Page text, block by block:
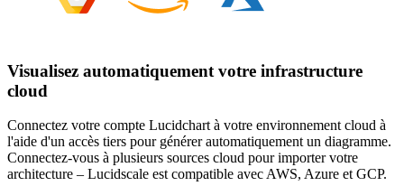
Visualisez automatiquement votre infrastructure
cloud
Connectez votre compte Lucidchart à votre environnement cloud à
l'aide d'un accès tiers pour générer automatiquement un diagramme.
Connectez-vous à plusieurs sources cloud pour importer votre
architecture – Lucidscale est compatible avec AWS, Azure et GCP.